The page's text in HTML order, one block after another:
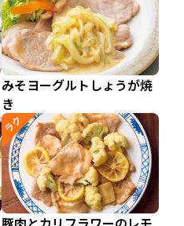
みそヨーグルトしょうが焼
き
ラク